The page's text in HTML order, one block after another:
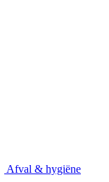
Afval & hygiëne